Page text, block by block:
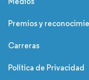
Premios y
Carreras
Política de Privacidad